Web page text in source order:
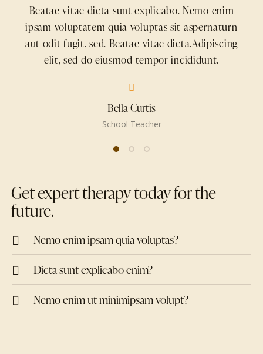
Beatae vitae dicta sunt explicabo. Nemo enim
ipsam voluptatem quia voluptas sit aspernaturn
aut odit fugit, sed. Beatae vitae dicta.Adipiscing
elit, sed do eiusmod tempor incididunt.
Bella Curtis
School Teacher
Get expert therapy today for the
future.
Nemo enim ipsam quia voluptas?
Dicta sunt explicabo enim?
Nemo enim ut minimipsam volupt?